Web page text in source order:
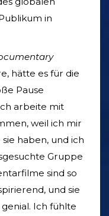
in
hätte es für die
Pause
arbeite mit
weil ich mir
haben, und ich
Gruppe
sind so
und sie
Ich fühlte